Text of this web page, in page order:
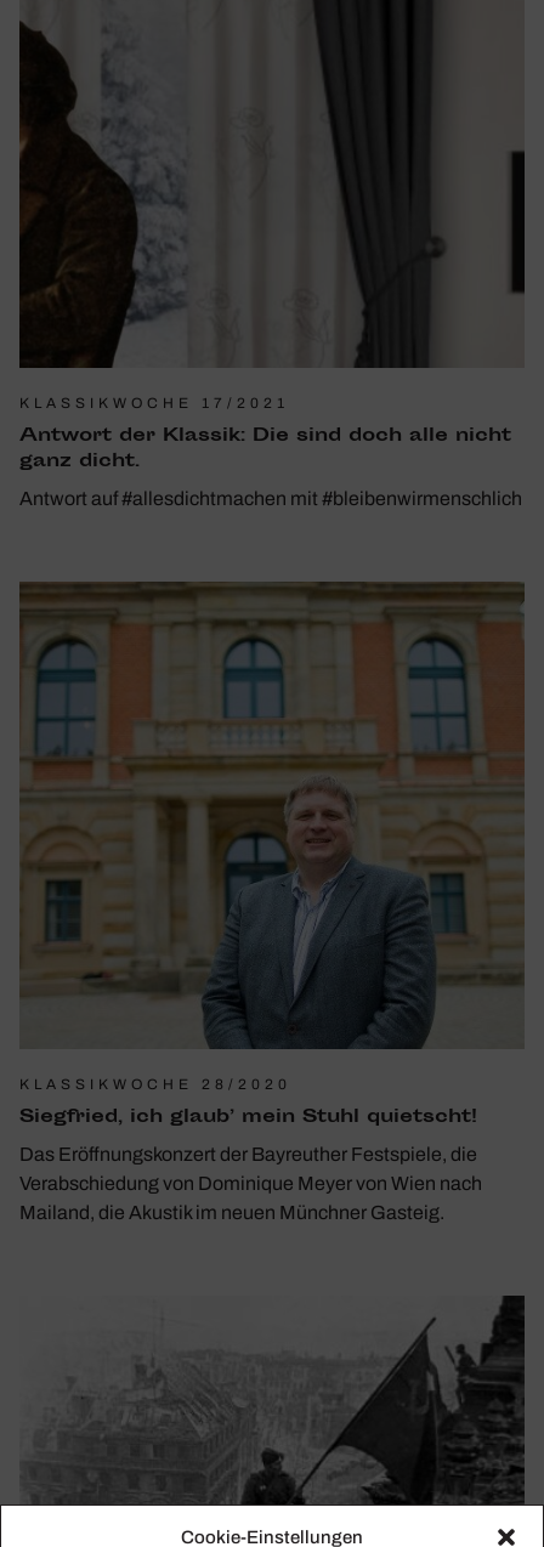
Cookie-Einstellungen
KLASSIKWOCHE 17/2021
Antwort der Klassik: Die sind doch alle nicht
ganz dicht.
Antwort auf #allesdichtmachen mit #bleibenwirmenschlich
KLASSIKWOCHE 28/2020
Sieg­fried, ich glaub’ mein Stuhl quietscht!
Das Eröffnungskonzert der Bayreuther Festspiele, die
Verabschiedung von Dominique Meyer von Wien nach
Mailand, die Akustik im neuen Münchner Gasteig.